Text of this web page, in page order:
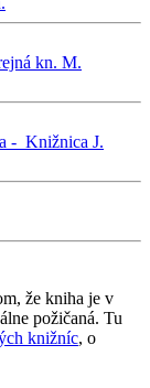
kn. M.
- Knižnica J.
že kniha je v
požičaná. Tu
knižníc, o